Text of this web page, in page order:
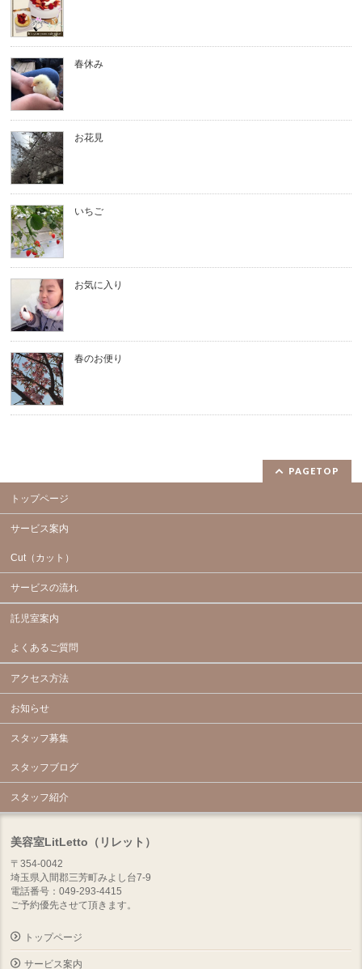
春休み
お花見
いちご
お気に入り
春のお便り
PAGETOP
トップページ
サービス案内
Cut（カット）
サービスの流れ
託児室案内
よくあるご質問
アクセス方法
お知らせ
スタッフ募集
スタッフブログ
スタッフ紹介
美容室LitLetto（リレット）
〒354-0042
埼玉県入間郡三芳町みよし台7-9
電話番号：049-293-4415
ご予約優先させて頂きます。
トップページ
サービス案内